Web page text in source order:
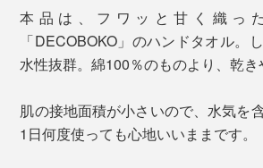
本品は、フワッと甘く織っ
「DECOBOKO」のハンドタオル。
水性抜群。綿100％のものより、乾き
肌の接地面積が小さいので、水気を
1日何度使っても心地いいままです。